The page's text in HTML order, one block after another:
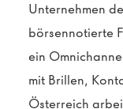
Unternehmen
börsennotierte
ein
mit Brillen,
Österreich